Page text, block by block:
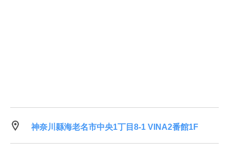
神奈川縣海老名市中央1丁目8-1 VINA2番館1F